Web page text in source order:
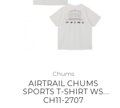
Chums
AIRTRAIL CHUMS
SPORTS T-SHIRT WS
W001 WHITE
CH11-2707